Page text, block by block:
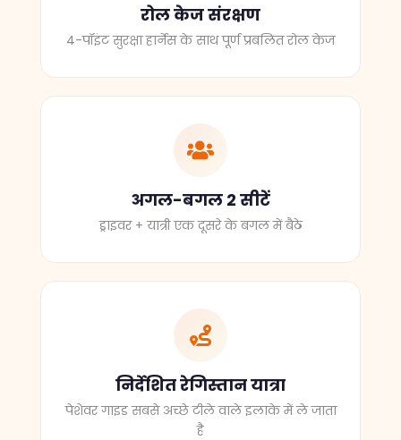
रोल केज संरक्षण
4-पॉइंट सुरक्षा हार्नेस के साथ पूर्ण प्रबलित रोल केज
अगल-बगल 2 सीटें
ड्राइवर + यात्री एक दूसरे के बगल में बैठे
निर्देशित रेगिस्तान यात्रा
पेशेवर गाइड सबसे अच्छे टीले वाले इलाके में ले जाता
है